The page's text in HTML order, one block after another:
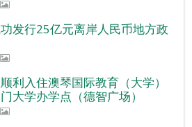
发行25亿元离岸人民币地方政
利入住澳琴国际教育（大学）
学办学点（德智广场）